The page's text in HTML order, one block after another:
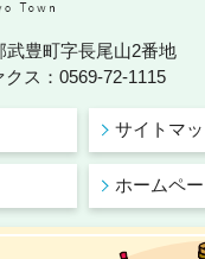
豊町字長尾山2番地
ス：0569-72-1115
サイトマ
ホームペ